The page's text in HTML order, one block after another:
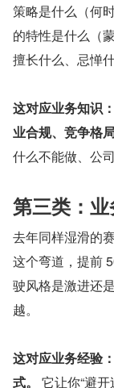
策略是什么（何
的特性是什么（
擅长什么、忌惮
这对应业务知识
业合规、竞争格局
什么不能做、公
第三类：
去年同样湿滑的
这个弯道，提前
驶风格是激进还
越。
这对应业务经验
式。
它让你“避